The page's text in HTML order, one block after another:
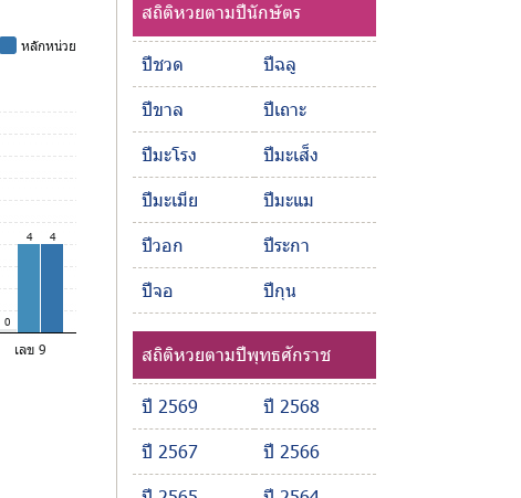
หลักหน่วย
0
4 4
เลข 9
สถิติหวยตามปีนักษัตร
ปีชวด
ปีฉลู
ปีขาล
ปีเถาะ
ปีมะโรง
ปีมะเส็ง
ปีมะเมีย
ปีมะแม
ปีวอก
ปีระกา
ปีจอ
ปีกุน
สถิติหวยตามปีพุทธศักราช
ปี 2569
ปี 2568
ปี 2567
ปี 2566